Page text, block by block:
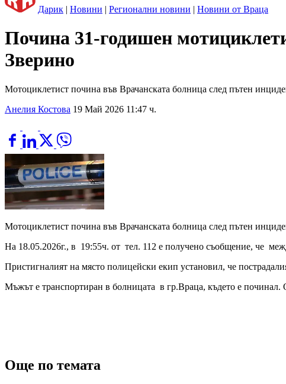
Дарик | Новини | Регионални новини | Новини от Враца
Почина 31-годишен
Зверино
Мотоциклетист почина във Врачанската болница след пътен
Анелия Костова 19 Май 2026 11:47 ч.
Мотоциклетист почина във Врачанската болница след пътен
На 18.05.2026г., в 19:55ч. от тел. 112 е получено съобщение, че
Пристигналият на място полицейски екип установил, че
Мъжът е транспортиран в болницата в гр.Враца, където е
Още по темата